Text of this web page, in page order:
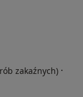
zakaźnych) ·